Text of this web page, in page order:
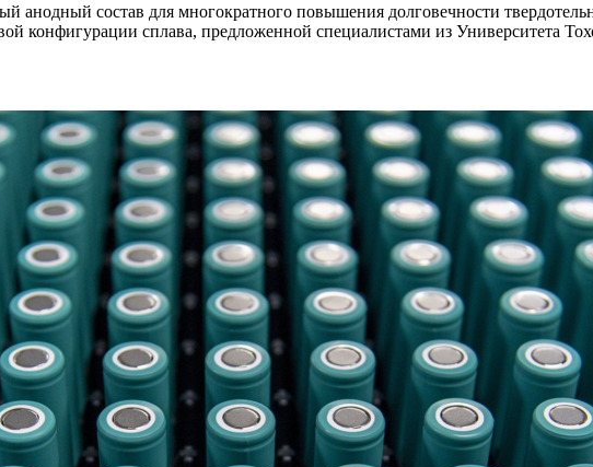
состав для многократного повышения долговечности
конфигурации сплава, предложенной специалистами из Университета